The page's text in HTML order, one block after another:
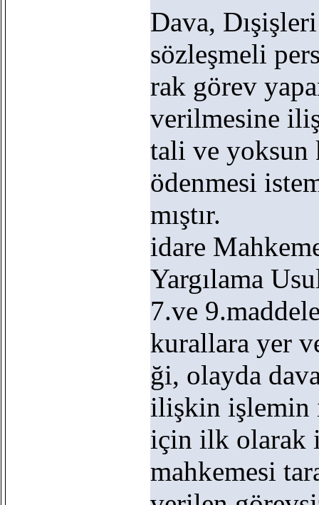
Dava,
sözleşmeli
rak görev
verilmesine
tali ve yoksun
ödenmesi
mıştır.
idare
Yargılama
7.ve
kurallara yer
ği, olayda
ilişkin işlemin
için ilk olarak
mahkemesi